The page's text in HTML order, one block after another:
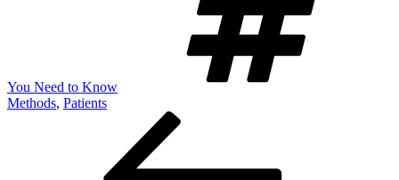
You Need to Know
Methods, Patients